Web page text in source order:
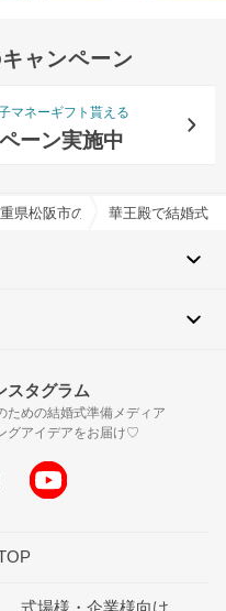
ャンペーン
マネーギフト貰える
ーン実施中
県松阪市の結婚式場一覧
華王殿で結婚式
スタグラム
ための結婚式準備メディア
グアイデアをお届け♡
式場様・企業様向け